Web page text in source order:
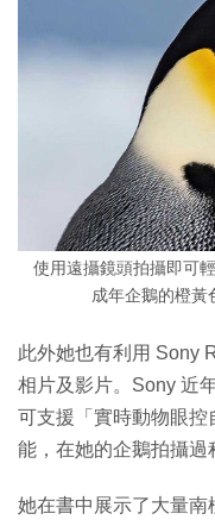
使用遠攝鏡頭拍攝即可
成年企鵝的橙黃
此外她也有利用 Sony
相片及影片。Sony 近
可支援「實時動物眼
能，在她的企鵝拍攝過
她在書中展示了大量